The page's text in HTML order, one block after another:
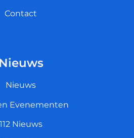
Contact
Nieuws
Nieuws
Evenementen
112 Nieuws